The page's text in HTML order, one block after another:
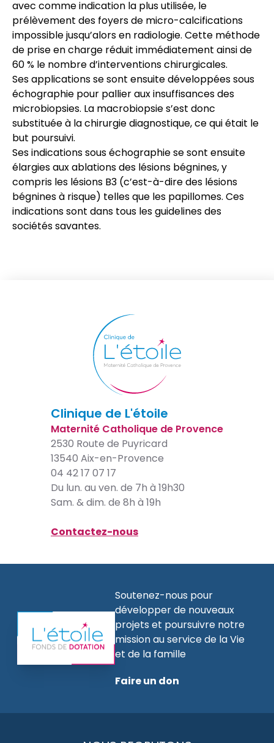
avec comme indication la plus utilisée, le
prélèvement des foyers de micro-calcifications
impossible jusqu’alors en radiologie. Cette méthode
de prise en charge réduit immédiatement ainsi de
60 % le nombre d’interventions chirurgicales.
Ses applications se sont ensuite développées sous
échographie pour pallier aux insuffisances des
microbiopsies. La macrobiopsie s’est donc
substituée à la chirurgie diagnostique, ce qui était le
but poursuivi.
Ses indications sous échographie se sont ensuite
élargies aux ablations des lésions bégnines, y
compris les lésions B3 (c’est-à-dire des lésions
bégnines à risque) telles que les papillomes. Ces
indications sont dans tous les guidelines des
sociétés savantes.
Clinique de L'étoile
Maternité Catholique de Provence
2530 Route de Puyricard
13540 Aix-en-Provence
04 42 17 07 17
Du lun. au ven. de 7h à 19h30
Sam. & dim. de 8h à 19h
Contactez-nous
Soutenez-nous pour
développer de nouveaux
projets et poursuivre notre
mission au service de la Vie
et de la famille
Faire un don